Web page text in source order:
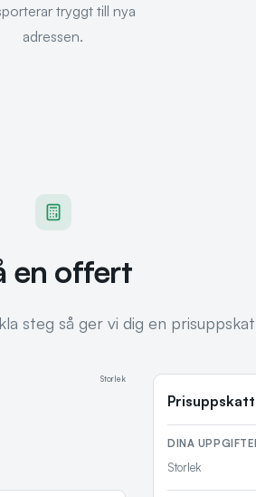
tryggt till nya
adressen.
en offert
steg så ger vi dig en
Storlek
DINA
Storlek